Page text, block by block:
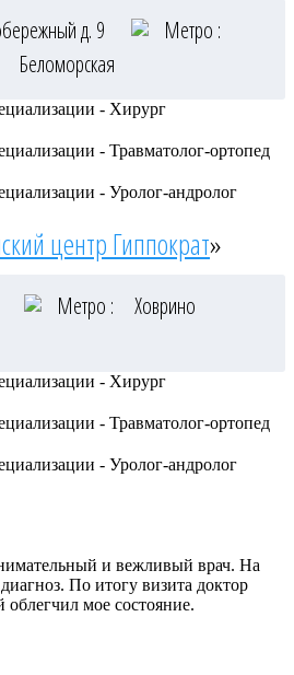
д. 9
Метро :
Беломорская
- Хирург
- Травматолог-ортопед
- Уролог-андролог
центр Гиппократ»
Метро :
Ховрино
- Хирург
- Травматолог-ортопед
- Уролог-андролог
и вежливый врач. На
По итогу визита доктор
облегчил мое состояние.